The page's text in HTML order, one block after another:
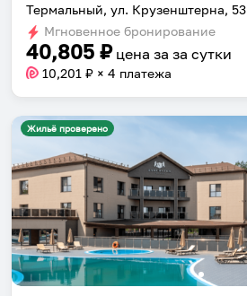
Термальный, ул. Крузенштерна, 53
Мгновенное бронирование
40,805 ₽ цена за за сутки
10,201 ₽ × 4 платежа
Жильё проверено